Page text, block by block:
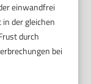
einwandfrei
der gleichen
durch
bei